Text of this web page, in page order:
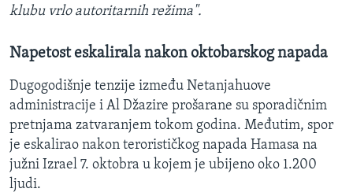
klubu vrlo autoritarnih režima".
Napetost eskalirala nakon oktobarskog napada
Dugogodišnje tenzije između Netanjahuove
administracije i Al Džazire prošarane su sporadičnim
pretnjama zatvaranjem tokom godina. Međutim, spor
je eskalirao nakon terorističkog napada Hamasa na
južni Izrael 7. oktobra u kojem je ubijeno oko 1.200
ljudi.